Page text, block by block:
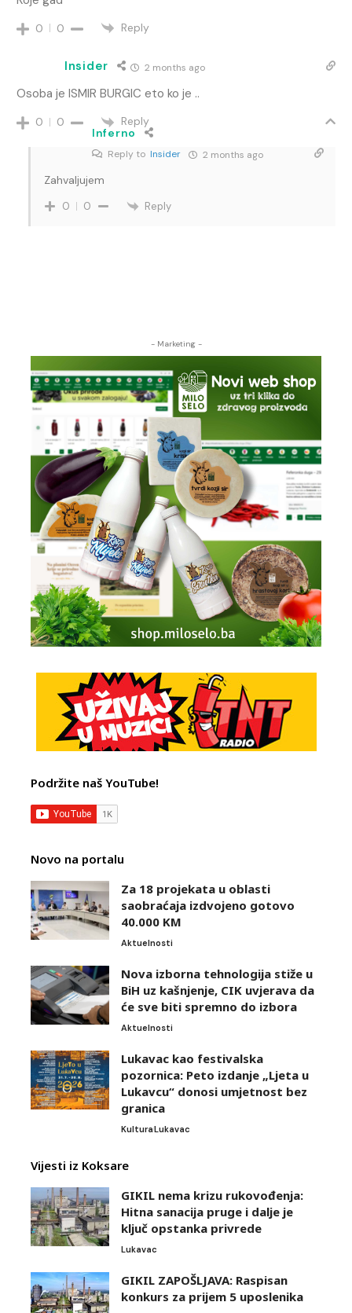
0 0 Reply
Insider 2 months ago
Osoba je ISMIR BURGIC eto ko je ..
0 0
Reply
Inferno
Reply to Insider 2 months ago
Zahvaljujem
0 0 Reply
- Marketing -
Podržite naš YouTube!
Novo na portalu
Za 18 projekata u oblasti
saobraćaja izdvojeno gotovo
40.000 KM
Aktuelnosti
Nova izborna tehnologija stiže u
BiH uz kašnjenje, CIK uvjerava da
će sve biti spremno do izbora
Aktuelnosti
Lukavac kao festivalska
pozornica: Peto izdanje „Ljeta u
Lukavcu“ donosi umjetnost bez
granica
KulturaLukavac
Vijesti iz Koksare
GIKIL nema krizu rukovođenja:
Hitna sanacija pruge i dalje je
ključ opstanka privrede
Lukavac
GIKIL ZAPOŠLJAVA: Raspisan
konkurs za prijem 5 uposlenika